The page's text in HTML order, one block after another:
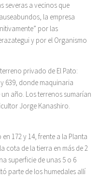
severas a vecinos que
la empresa
por las
y por el Organismo
privado de El Pato:
639, donde maquinaria
año. Los terrenos sumarían
Jorge Kanashiro.
172 y 14, frente a la Planta
cota de la tierra en más de 2
superficie de unas 5 o 6
parte de los humedales allí